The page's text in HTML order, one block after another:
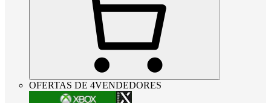
OFERTAS DE 4VENDEDORES